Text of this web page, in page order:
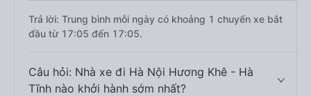
Trả lời: Trung bình mỗi ngày có khoảng 1 chuyến xe bắt
đầu từ 17:05 đến 17:05.
Câu hỏi: Nhà xe đi Hà Nội Hương Khê - Hà
Tĩnh nào khởi hành sớm nhất?